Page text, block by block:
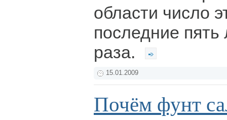
области число
последние
раза.
15.01.2009
Почём фунт